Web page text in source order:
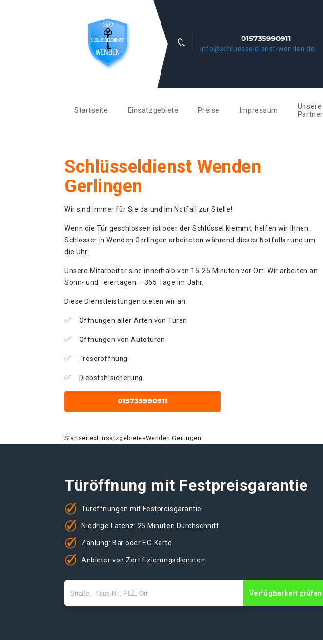
info@schluesseldienst-wenden.de
Startseite Einsatzgebiete Preise Impressum
Unsere
Partner
Schlüsseldienst Wenden
Gerlingen
Wir sind immer für Sie da und im Notfall zur Stelle!
Wenn die Tür geschlossen ist oder der Schlüssel klemmt, helfen wir Ihnen.
Schlosser in Wenden Gerlingen arbeiteten während dieses Notfalls rund um
die Uhr.
Unsere Mitarbeiter sind innerhalb von 15-25 Minuten vor Ort. Wir arbeiten an
Sonn- und Feiertagen – 365 Tage im Jahr.
Diese Dienstleistungen bieten wir an:
Öffnungen aller Arten von Türen
Öffnungen von Autotüren
Tresoröffnung
Diebstahlsicherung
Startseite»Einsatzgebiete»Wenden Gerlingen
Türöffnung mit Festpreisgarantie
Türöffnungen mit Festpreisgarantie
Niedrige Latenz: 25 Minuten Durchschnitt
Zahlung: Bar oder EC-Karte
Anbieter von Zertifizierungsdiensten
Verfügbarkeit prüfen